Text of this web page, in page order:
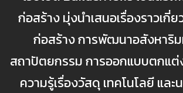
ก่อสร้าง มุ่งนำเสนอเรื่องราวเกี่
ก่อสร้าง การพัฒนาอสังหาริ
สถาปัตยกรรม การออกแบบตกแ
ความรู้เรื่องวัสดุ เทคโนโลยี แล